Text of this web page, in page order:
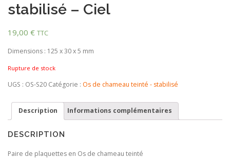
stabilisé – Ciel
19,00 € TTC
Dimensions : 125 x 30 x 5 mm
Rupture de stock
UGS : OS-S20 Catégorie : Os de chameau teinté - stabilisé
Description Informations complémentaires
DESCRIPTION
Paire de plaquettes en Os de chameau teinté